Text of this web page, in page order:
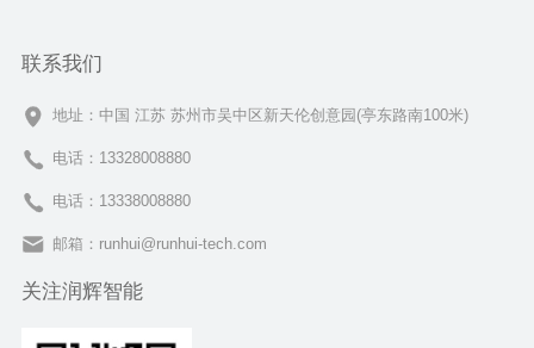
联系我们
地址：中国 江苏 苏州市吴中区新天伦创意园(亭东路南100米)
电话：13328008880
电话：13338008880
邮箱：runhui@runhui-tech.com
关注润辉智能